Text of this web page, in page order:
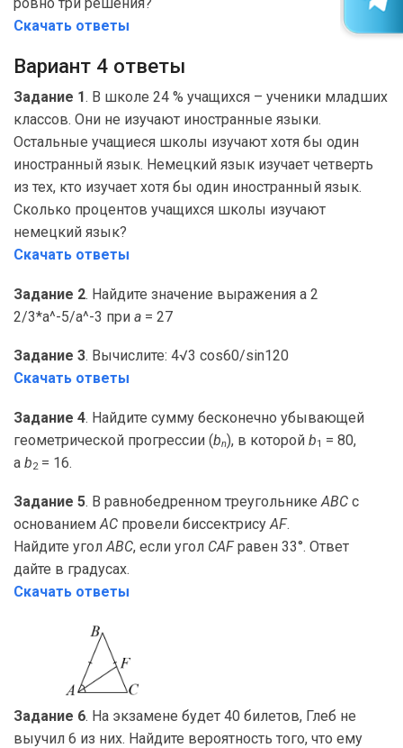
ровно три решения?
Скачать ответы
Вариант 4 ответы
Задание 1. В школе 24 % учащихся – ученики младших
классов. Они не изучают иностранные языки.
Остальные учащиеся школы изучают хотя бы один
иностранный язык. Немецкий язык изучает четверть
из тех, кто изучает хотя бы один иностранный язык.
Сколько процентов учащихся школы изучают
немецкий язык?
Скачать ответы
Задание 2. Найдите значение выражения a 2
2/3*a^-5/a^-3 при a = 27
Задание 3. Вычислите: 4√3 cos60/sin120
Скачать ответы
Задание 4. Найдите сумму бесконечно убывающей
геометрической прогрессии (bn), в которой b1 = 80,
а b2 = 16.
Задание 5. В равнобедренном треугольникеABC с
основаниемAC провели биссектрисуAF.
Найдите уголABC, если угол CAFравен 33°. Ответ
дайте в градусах.
Скачать ответы
Задание 6. На экзамене будет 40 билетов, Глеб не
выучил 6 из них. Найдите вероятность того, что ему